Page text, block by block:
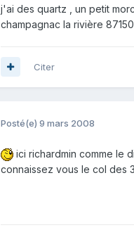
j'ai des quartz , un petit
champagnac la rivière
Citer
Posté(e) 9 mars 2008
ici richardmin comme le
connaissez vous le col des